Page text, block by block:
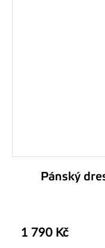
Pánský
1 790 Kč